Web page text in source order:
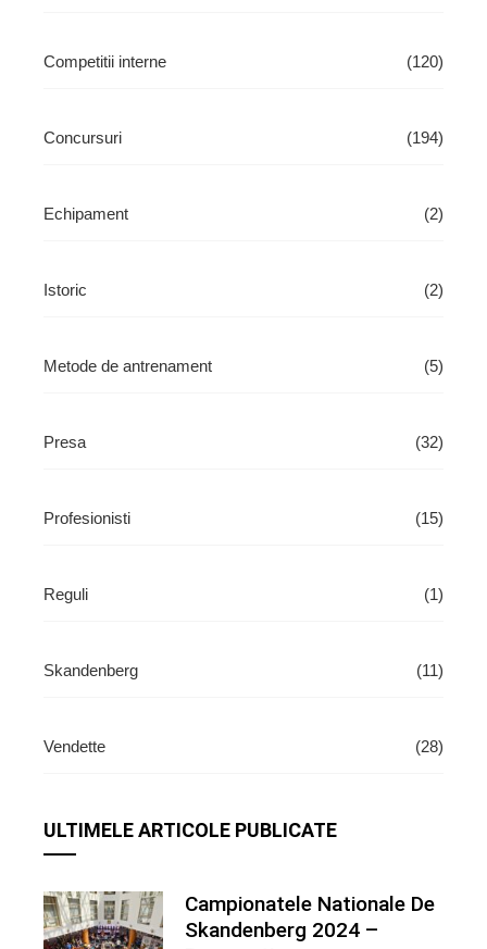
Competitii interne (120)
Concursuri (194)
Echipament (2)
Istoric (2)
Metode de antrenament (5)
Presa (32)
Profesionisti (15)
Reguli (1)
Skandenberg (11)
Vendette (28)
ULTIMELE ARTICOLE PUBLICATE
Campionatele Nationale De
Skandenberg 2024 –